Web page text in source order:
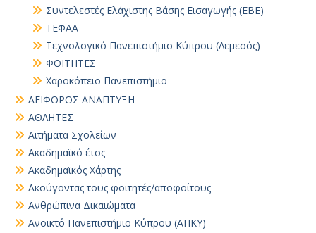
Συντελεστές Ελάχιστης Βάσης Εισαγωγής (ΕΒΕ)
ΤΕΦΑΑ
Τεχνολογικό Πανεπιστήμιο Κύπρου (Λεμεσός)
ΦΟΙΤΗΤΕΣ
Χαροκόπειο Πανεπιστήμιο
ΑΕΙΦΟΡΟΣ ΑΝΑΠΤΥΞΗ
ΑΘΛΗΤΕΣ
Αιτήματα Σχολείων
Ακαδημαϊκό έτος
Ακαδημαϊκός Χάρτης
Ακούγοντας τους φοιτητές/αποφοίτους
Ανθρώπινα Δικαιώματα
Ανοικτό Πανεπιστήμιο Κύπρου (ΑΠΚΥ)